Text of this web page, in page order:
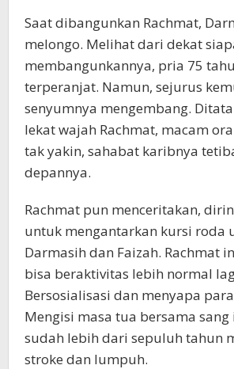
Saat dibangunkan Rachmat,
melongo. Melihat dari dekat
membangunkannya, pria 75
terperanjat. Namun, sejurus
senyumnya mengembang.
lekat wajah Rachmat, macam
tak yakin, sahabat karibnya
depannya.
Rachmat pun menceritakan,
untuk mengantarkan kursi roda
Darmasih dan Faizah. Rachmat
bisa beraktivitas lebih normal
Bersosialisasi dan menyapa
Mengisi masa tua bersama
sudah lebih dari sepuluh tahun
stroke dan lumpuh.